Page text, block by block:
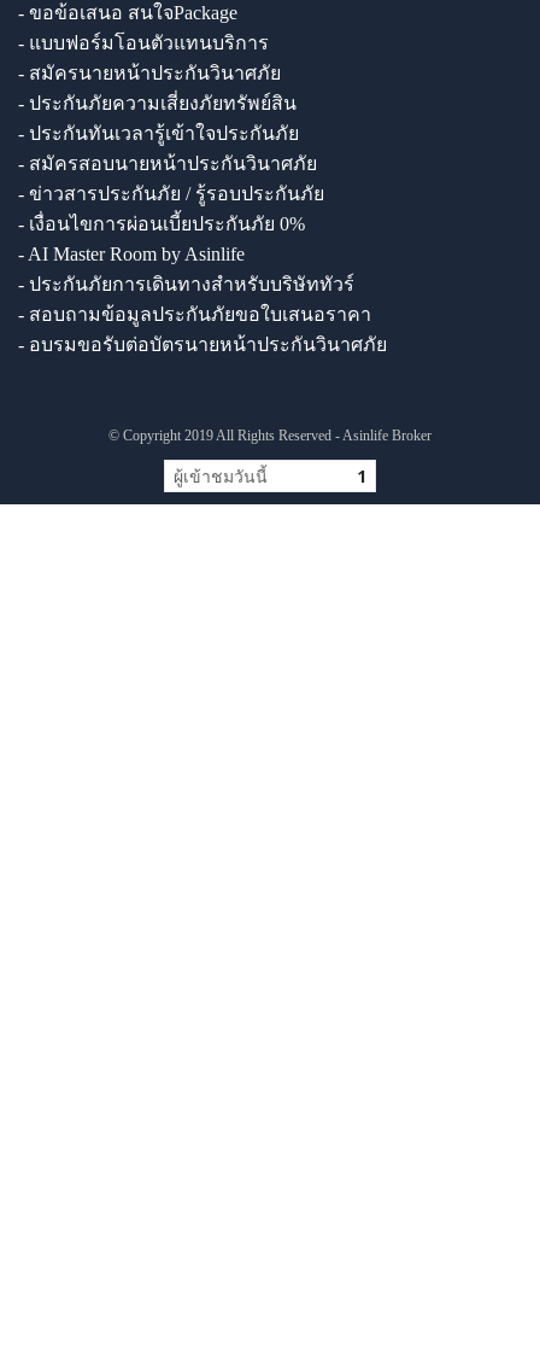
- ขอข้อเสนอ สนใจPackage
- แบบฟอร์มโอนตัวแทนบริการ
- สมัครนายหน้าประกันวินาศภัย
- ประกันภัยความเสี่ยงภัยทรัพย์สิน
- ประกันทันเวลารู้เข้าใจประกันภัย
- สมัครสอบนายหน้าประกันวินาศภัย
- ข่าวสารประกันภัย / รู้รอบประกันภัย
- เงื่อนไขการผ่อนเบี้ยประกันภัย 0%
- AI Master Room by Asinlife
- ประกันภัยการเดินทางสำหรับบริษัททัวร์
- สอบถามข้อมูลประกันภัยขอใบเสนอราคา
- อบรมขอรับต่อบัตรนายหน้าประกันวินาศภัย
© Copyright 2019 All Rights Reserved - Asinlife Broker
ผู้เข้าชมวันนี้ 1